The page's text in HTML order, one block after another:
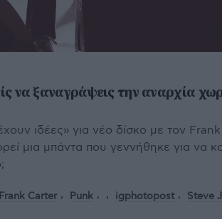
να ξαναγράψεις την αναρχία
ιδέες» για νέο δίσκο με τον
μια μπάντα που γεννήθηκε για να
Frank Carter Punk igphotopost Steve